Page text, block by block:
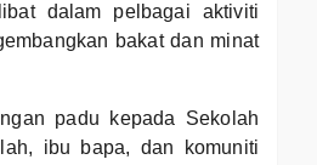
dalam pelbagai aktiviti
bakat dan minat
padu kepada Sekolah
ibu bapa, dan komuniti